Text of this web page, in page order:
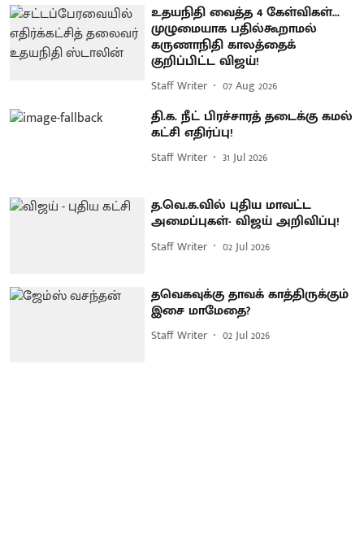
உதயநிதி வைத்த 4 கேள்விகள்...
முழுமையாக பதில்கூறாமல்
கருணாநிதி காலத்தைக்
குறிப்பிட்ட விஜய்!
Staff Writer 07 Aug 2026
தி.க. நீட் பிரச்சாரத் தடைக்கு கமல்
கட்சி எதிர்ப்பு!
Staff Writer 31 Jul 2026
த.வெ.க.வில் புதிய மாவட்ட
அமைப்புகள்- விஜய் அறிவிப்பு!
Staff Writer 02 Jul 2026
தவெகவுக்கு தாவக் காத்திருக்கும்
இசை மாமேதை?
Staff Writer 02 Jul 2026